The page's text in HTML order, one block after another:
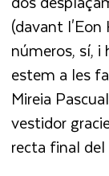
(davant l'Eon
números, sí,
estem a les
Mireia Pascual
vestidor
recta final